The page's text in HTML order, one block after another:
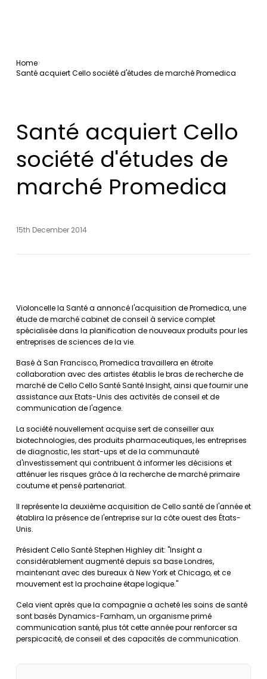
Home
Santé acquiert Cello société d'études de marché Promedica
Santé acquiert Cello
société d'études de
marché Promedica
15th December 2014
Violoncelle la Santé a annoncé l'acquisition de Promedica, une
étude de marché cabinet de conseil à service complet
spécialisée dans la planification de nouveaux produits pour les
entreprises de sciences de la vie.
Basé à San Francisco, Promedica travaillera en étroite
collaboration avec des artistes établis le bras de recherche de
marché de Cello Cello Santé Santé Insight, ainsi que fournir une
assistance aux Etats-Unis des activités de conseil et de
communication de l'agence.
La société nouvellement acquise sert de conseiller aux
biotechnologies, des produits pharmaceutiques, les entreprises
de diagnostic, les start-ups et de la communauté
d'investissement qui contribuent à informer les décisions et
atténuer les risques grâce à la recherche de marché primaire
coutume et pensé partenariat.
Il représente la deuxième acquisition de Cello santé de l'année et
établira la présence de l'entreprise sur la côte ouest des États-
Unis.
Président Cello Santé Stephen Highley dit: "Insight a
considérablement augmenté depuis sa base Londres,
maintenant avec des bureaux à New York et Chicago, et ce
mouvement est la prochaine étape logique."
Cela vient après que la compagnie a acheté les soins de santé
sont basés Dynamics-Farnham, un organisme primé
communication santé, plus tôt cette année pour renforcer sa
perspicacité, de conseil et des capacités de communication.